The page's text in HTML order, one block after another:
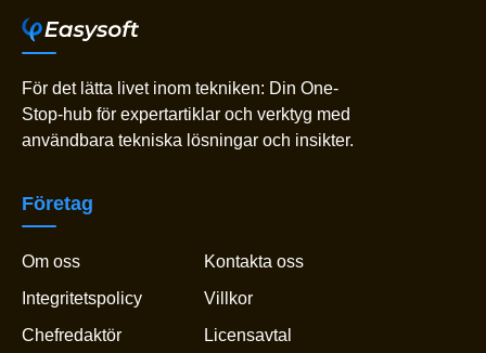
För det lätta livet inom tekniken: Din One-
Stop-hub för expertartiklar och verktyg med
användbara tekniska lösningar och insikter.
Företag
Om oss
Kontakta oss
Integritetspolicy
Villkor
Chefredaktör
Licensavtal